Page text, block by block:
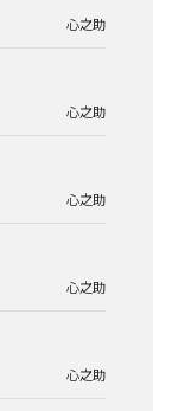
心之助
心之助
心之助
心之助
心之助